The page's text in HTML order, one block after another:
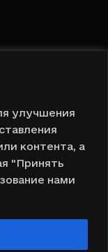
улучшения
контента, а
"Принять
нами
сайта